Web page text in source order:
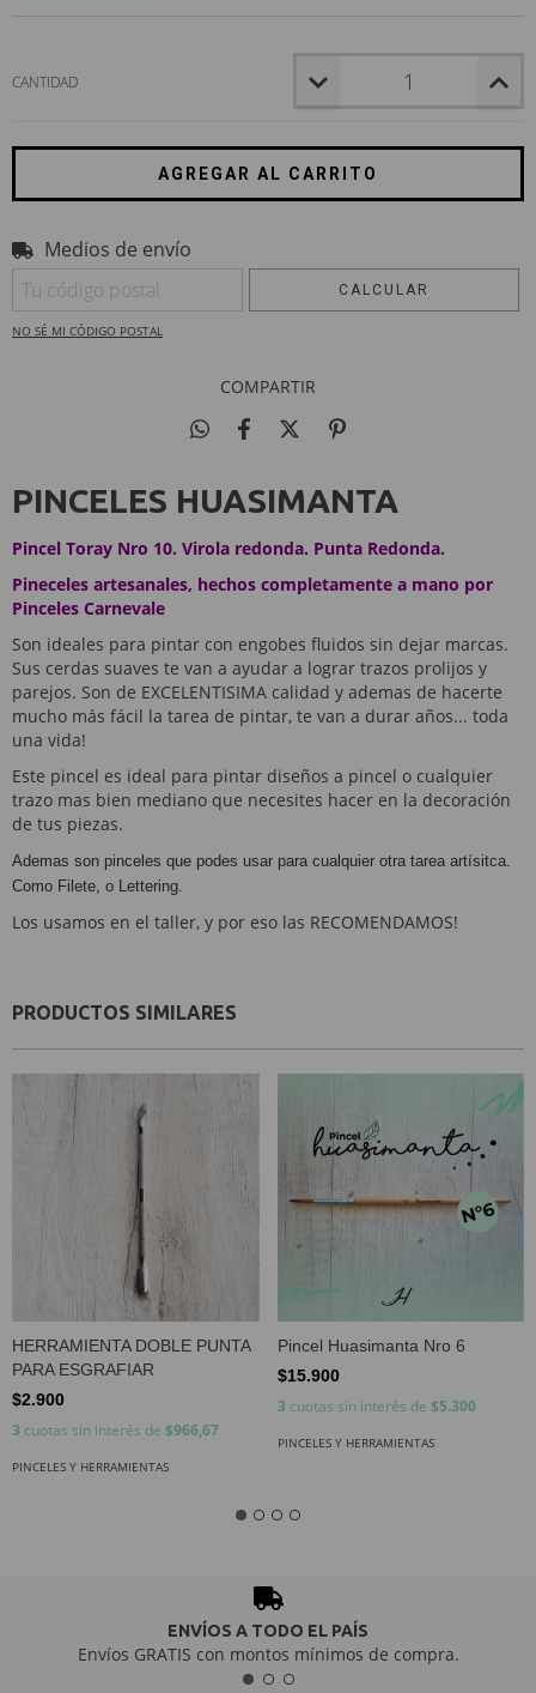
CANTIDAD
Entregas para el CP:
Medios de envío
CALCULAR
NO SÉ MI CÓDIGO POSTAL
COMPARTIR
PINCELES HUASIMANTA
Pincel Toray Nro 10. Virola redonda. Punta Redonda.
Pineceles artesanales, hechos completamente a mano por
Pinceles Carnevale
Son ideales para pintar con engobes fluidos sin dejar marcas.
Sus cerdas suaves te van a ayudar a lograr trazos prolijos y
parejos. Son de EXCELENTISIMA calidad y ademas de hacerte
mucho más fácil la tarea de pintar, te van a durar años... toda
una vida!
Este pincel es ideal para pintar diseños a pincel o cualquier
trazo mas bien mediano que necesites hacer en la decoración
de tus piezas.
Ademas son pinceles que podes usar para cualquier otra tarea artísitca.
Como Filete, o Lettering.
Los usamos en el taller, y por eso las RECOMENDAMOS!
PRODUCTOS SIMILARES
HERRAMIENTA DOBLE PUNTA
PARA ESGRAFIAR
$2.900
3 cuotas sin interés de $966,67
PINCELES Y HERRAMIENTAS
Pincel Huasimanta Nro 6
$15.900
3cuotas sin interés de $5.300
PINCELES Y HERRAMIENTAS
ENVÍOS A TODO EL PAÍS
Envíos GRATIS con montos mínimos de compra.